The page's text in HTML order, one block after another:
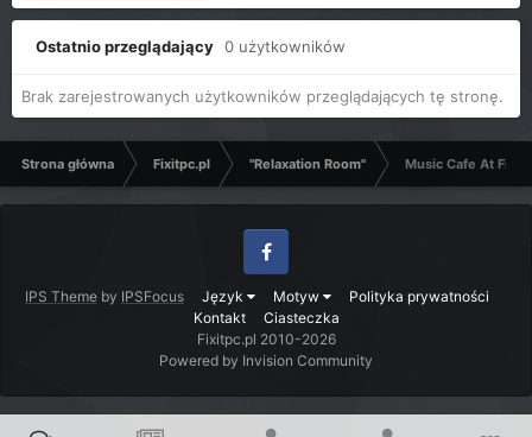
Ostatnio przeglądający 0 użytkowników
Brak zarejestrowanych użytkowników przeglądających tę stronę.
Strona główna Fixitpc.pl "Relaxation Room" Music Cafe At
IPS Theme by IPSFocus Język Motyw
Polityka prywatności
Kontakt
Ciasteczka
Facebook
Fixitpc.pl 2010-2026
Powered by Invision Community